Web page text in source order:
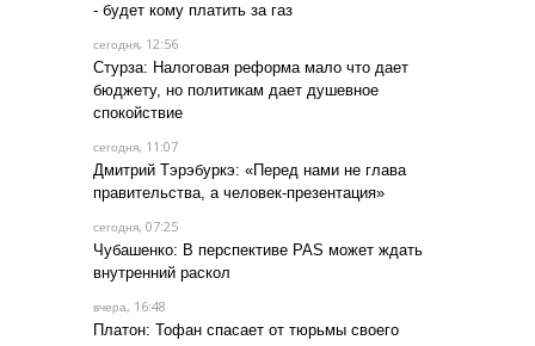
- будет кому платить за газ
сегодня, 12:56
Стурза: Налоговая реформа мало что дает
бюджету, но политикам дает душевное
спокойствие
сегодня, 11:07
Дмитрий Тэрэбуркэ: «Перед нами не глава
правительства, а человек-презентация»
сегодня, 07:25
Чубашенко: В перспективе PAS может ждать
внутренний раскол
вчера, 16:48
Платон: Тофан спасает от тюрьмы своего